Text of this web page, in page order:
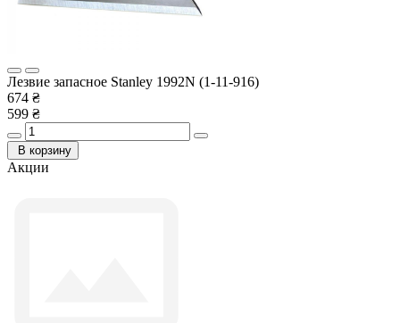
Лезвие запасное Stanley 1992N (1-11-916)
674 ₴
599 ₴
В корзину
Акции